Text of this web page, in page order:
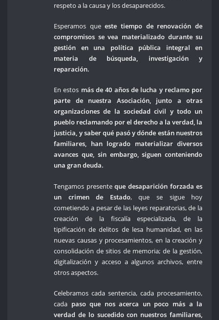
respeto a la causa y los desaparecidos.
Esperamos queeste tiempo de renovación de
compromisos se vea materializado durante su
gestión en una política pública integral en
materia de búsqueda, investigación y
reparación.
En estos más de 40 años de lucha y reclamo por
parte de nuestra Asociación, junto a otras
organizaciones de la sociedad civil y todo un
pueblo reclamando por el derecho a la verdad, la
justicia, y saber qué pasó y dónde están nuestros
familiares, han logrado materializar diversos
avances que, sin embargo, siguen conteniendo
una gran deuda.
Tengamos presenteque desapariciónforzada es
un crimen de Estado, que se sigue hoy
cometiendo a pesar de las leyes reparatorias, de la
creación de la fiscalía especializada, de la
tipificación de delitos de lesa humanidad, en las
nuevas causas y procesamientos, en la creación y
consolidación de sitios de memoria; de la gestión,
digitalización y acceso a algunos archivos, entre
otros aspectos.
Celebramos cada sentencia, cada procesamiento,
cada paso que nos acerca un poco más a la
verdad de lo sucedido con nuestros familiares,